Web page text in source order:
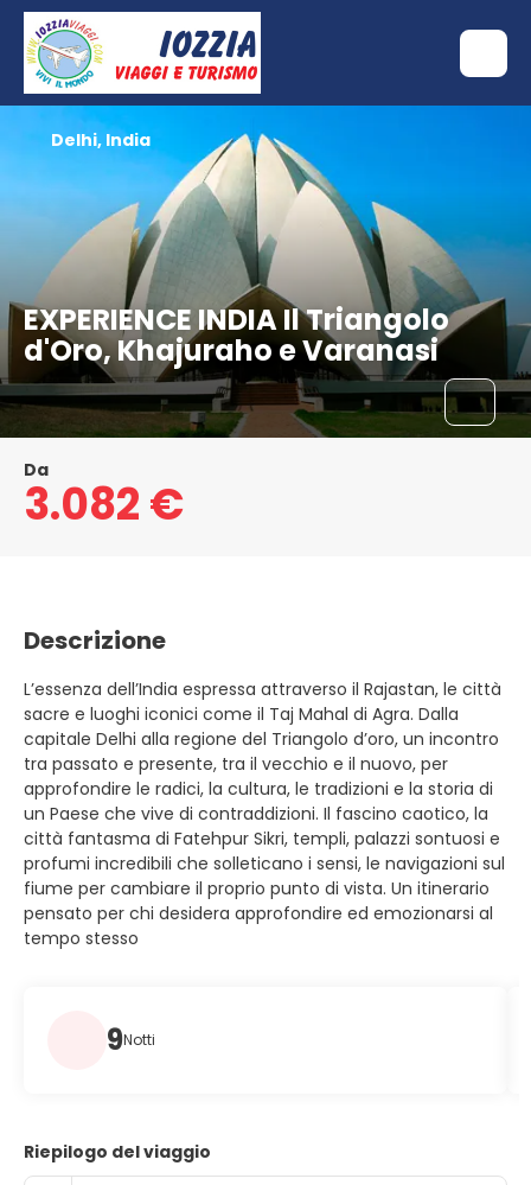
EXPERIENCE INDIA Il Triangolo
d'Oro, Khajuraho e Varanasi
Delhi, India
Da
3.082 €
Descrizione
L’essenza dell’India espressa attraverso il Rajastan, le città
sacre e luoghi iconici come il Taj Mahal di Agra. Dalla
capitale Delhi alla regione del Triangolo d’oro, un incontro
tra passato e presente, tra il vecchio e il nuovo, per
approfondire le radici, la cultura, le tradizioni e la storia di
un Paese che vive di contraddizioni. Il fascino caotico, la
città fantasma di Fatehpur Sikri, templi, palazzi sontuosi e
profumi incredibili che solleticano i sensi, le navigazioni sul
fiume per cambiare il proprio punto di vista. Un itinerario
pensato per chi desidera approfondire ed emozionarsi al
tempo stesso
9Notti
Riepilogo del viaggio